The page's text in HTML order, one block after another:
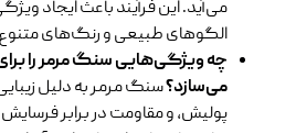
می‌آید. این فرآیند باعث ایجاد
الگوهای طبیعی و رنگ‌های
چه ویژگی‌هایی سنگ مرمر را
می‌سازد؟سنگ مرمر به دلیل
پولیش، و مقاومت در برابر فرسایش